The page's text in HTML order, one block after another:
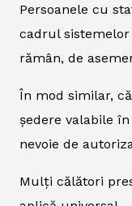
Persoanele cu
cadrul
rămân, de
În mod similar,
ședere valabile
nevoie de
Mulți călători